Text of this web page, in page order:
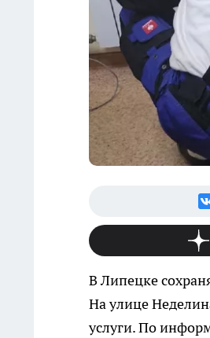
В Липецке
На улице
услуги. По